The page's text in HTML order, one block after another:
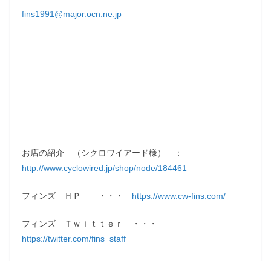
fins1991@major.ocn.ne.jp
お店の紹介 （シクロワイアード様） ：
http://www.cyclowired.jp/shop/node/184461
フィンズ ＨＰ ・・・ https://www.cw-fins.com/
フィンズ Ｔｗｉｔｔｅｒ ・・・
https://twitter.com/fins_staff